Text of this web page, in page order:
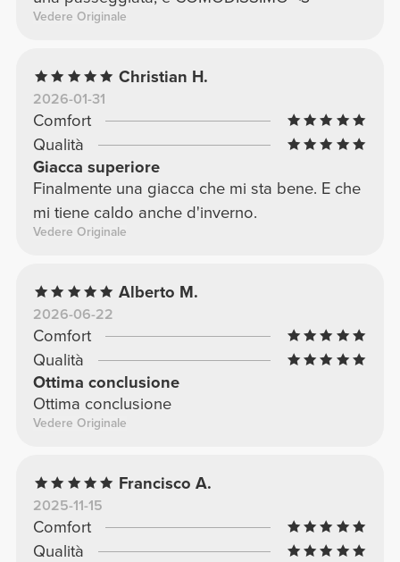
Vedere Originale
Christian H.
2026-01-31
Comfort
Qualità
Giacca superiore
Finalmente una giacca che mi sta bene. E che
mi tiene caldo anche d'inverno.
Vedere Originale
Alberto M.
2026-06-22
Comfort
Qualità
Ottima conclusione
Ottima conclusione
Vedere Originale
Francisco A.
2025-11-15
Comfort
Qualità